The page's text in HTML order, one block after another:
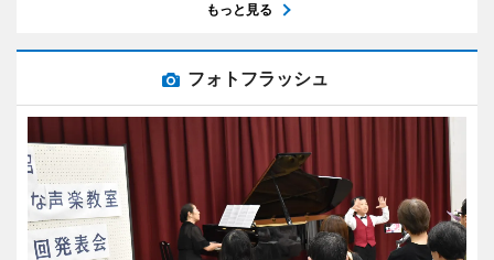
もっと見る
フォトフラッシュ